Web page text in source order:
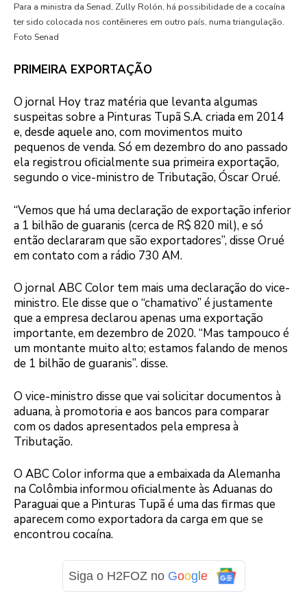
Para a ministra da Senad, Zully Rolón, há possibilidade de a cocaína
ter sido colocada nos contêineres em outro país, numa triangulação.
Foto Senad
PRIMEIRA EXPORTAÇÃO
O jornal Hoy traz matéria que levanta algumas
suspeitas sobre a Pinturas Tupã S.A. criada em 2014
e, desde aquele ano, com movimentos muito
pequenos de venda. Só em dezembro do ano passado
ela registrou oficialmente sua primeira exportação,
segundo o vice-ministro de Tributação, Óscar Orué.
“Vemos que há uma declaração de exportação inferior
a 1 bilhão de guaranis (cerca de R$ 820 mil), e só
então declararam que são exportadores”, disse Orué
em contato com a rádio 730 AM.
O jornal ABC Color tem mais uma declaração do vice-
ministro. Ele disse que o “chamativo” é justamente
que a empresa declarou apenas uma exportação
importante, em dezembro de 2020. “Mas tampouco é
um montante muito alto; estamos falando de menos
de 1 bilhão de guaranis”. disse.
O vice-ministro disse que vai solicitar documentos à
aduana, à promotoria e aos bancos para comparar
com os dados apresentados pela empresa à
Tributação.
O ABC Color informa que a embaixada da Alemanha
na Colômbia informou oficialmente às Aduanas do
Paraguai que a Pinturas Tupã é uma das firmas que
aparecem como exportadora da carga em que se
encontrou cocaína.
Siga o H2FOZ no Google